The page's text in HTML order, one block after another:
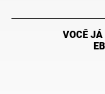
VOCÊ JÁ